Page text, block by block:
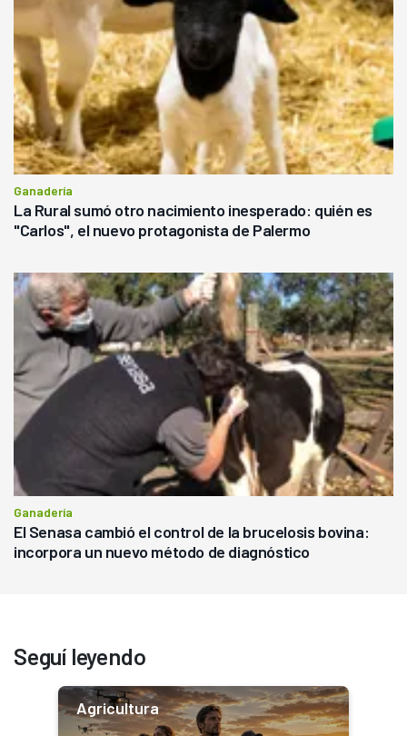
Ganadería
La Rural sumó otro nacimiento inesperado: quién es
"Carlos", el nuevo protagonista de Palermo
Ganadería
El Senasa cambió el control de la brucelosis bovina:
incorpora un nuevo método de diagnóstico
Seguí leyendo
Agricultura